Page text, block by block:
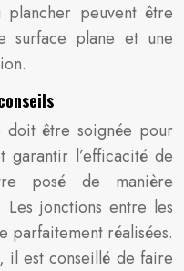
peuvent être
surface plane et une
être soignée pour
garantir l’efficacité de
posé de manière
Les jonctions entre les
parfaitement réalisées.
il est conseillé de faire